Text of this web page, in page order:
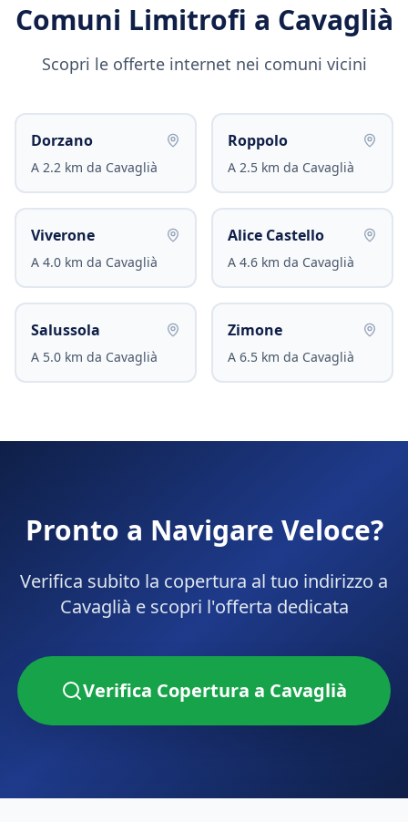
Comuni Limitrofi a Cavaglià
Scopri le offerte internet nei comuni vicini
Dorzano
A 2.2 km da Cavaglià
Roppolo
A 2.5 km da Cavaglià
Viverone
A 4.0 km da Cavaglià
Alice Castello
A 4.6 km da Cavaglià
Salussola
A 5.0 km da Cavaglià
Zimone
A 6.5 km da Cavaglià
Pronto a Navigare Veloce?
Verifica subito la copertura al tuo indirizzo a
Cavaglià e scopri l'offerta dedicata
Verifica Copertura a Cavaglià